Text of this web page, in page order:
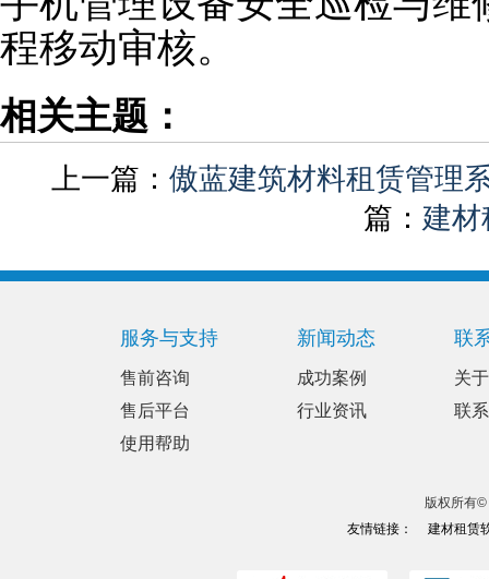
程移动审核。
相关主题：
上一篇： 傲蓝建筑材料租赁管理
篇： 建
服务与支持
售前咨询
售后平台
使用帮助
新闻动态
成功案例
行业资讯
联
关
联
版权所有
友情链接：
建材租赁